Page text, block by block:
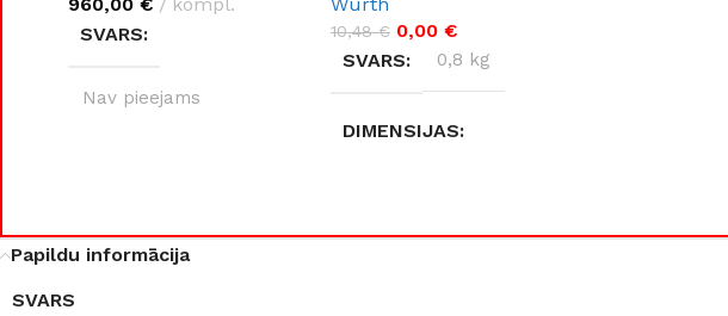
Sīkāk
PALĪGINSTRUMENTI Sīkāk
Mikrocements
SPC Sienas paneļi
SVARS
Nav pieejams
Nav pieejams
10,48€ 0,00 €
SVARS
0,8 kg
DIMENSIJAS
Papildu informācija
SVARS